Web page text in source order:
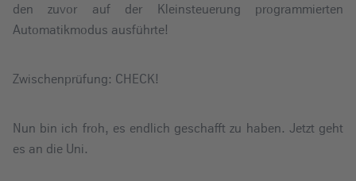
den zuvor auf der Kleinsteuerung programmierten
Automatikmodus ausführte!
Zwischenprüfung: CHECK!
Nun bin ich froh, es endlich geschafft zu haben. Jetzt geht
es an die Uni.